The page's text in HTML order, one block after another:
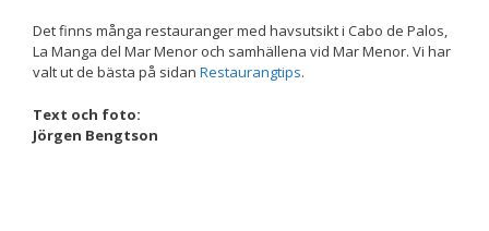
Det finns många restauranger med havsutsikt i Cabo de Palos,
La Manga del Mar Menor och samhällena vid Mar Menor. Vi har
valt ut de bästa på sidan Restaurangtips.
Text och foto:
Jörgen Bengtson